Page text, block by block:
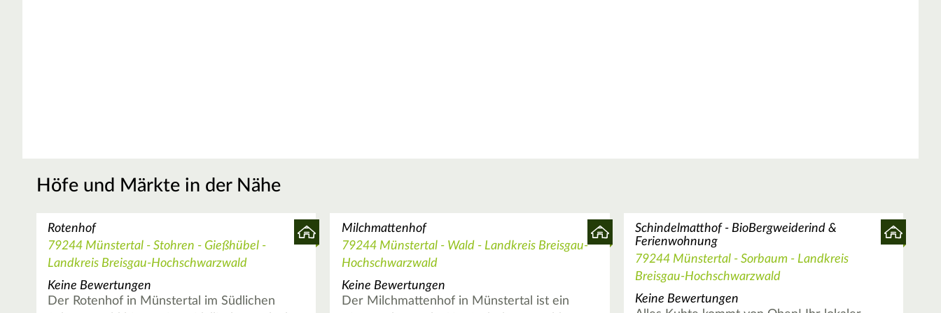
Höfe und Märkte in der Nähe
Rotenhof
79244 Münstertal - Stohren - Gießhübel -
Landkreis Breisgau-Hochschwarzwald
Keine Bewertungen
Der Rotenhof in Münstertal im Südlichen
Milchmattenhof
79244 Münstertal - Wald - Landkreis Breisgau-
Hochschwarzwald
Keine Bewertungen
Der Milchmattenhof in Münstertal ist ein
Schindelmatthof - BioBergweiderind &
Ferienwohnung
79244 Münstertal - Sorbaum - Landkreis
Breisgau-Hochschwarzwald
Keine Bewertungen